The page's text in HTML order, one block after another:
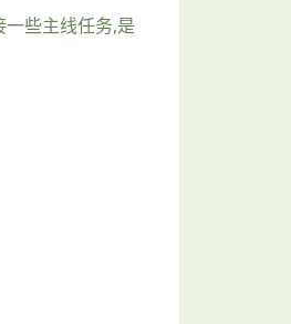
些主线任务,是